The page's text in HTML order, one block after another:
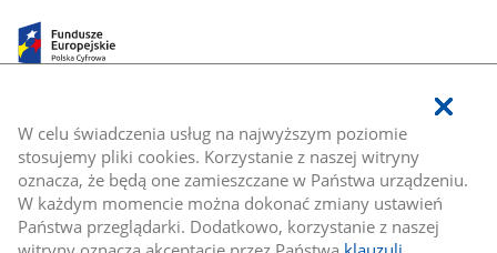
W celu świadczenia usług na najwyższym poziomie
stosujemy pliki cookies. Korzystanie z naszej witryny
oznacza, że będą one zamieszczane w Państwa urządzeniu.
W każdym momencie można dokonać zmiany ustawień
Państwa przeglądarki. Dodatkowo, korzystanie z naszej